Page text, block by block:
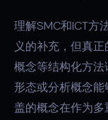
理解SMC和ICT方
义的补充，但真
概念等结构化方法
形态或分析概念
盖的概念在作为